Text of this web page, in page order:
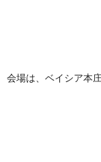
会場は、ベイシア本